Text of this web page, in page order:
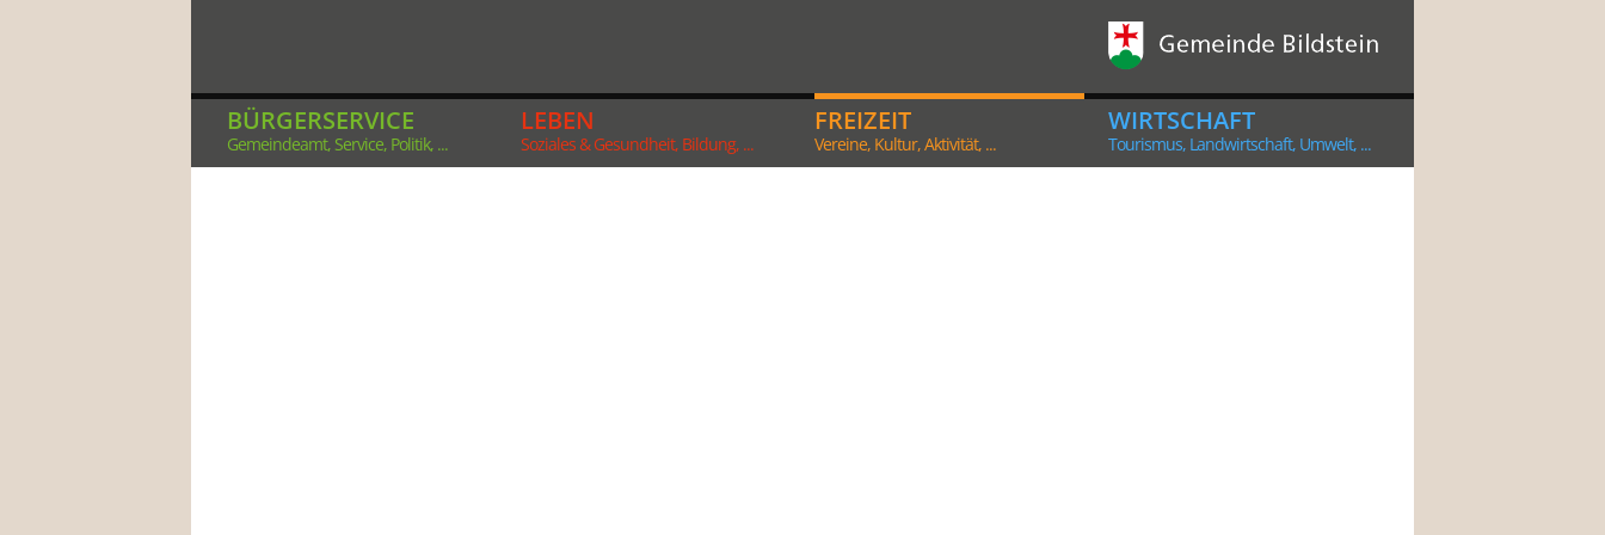
BÜRGERSERVICE
Gemeindeamt, Service, Politik, ...
LEBEN
Soziales & Gesundheit, Bildung, ...
FREIZEIT
Vereine, Kultur, Aktivität, ...
WIRTSCHAFT
Tourismus, Landwirtschaft, Umwelt, ...